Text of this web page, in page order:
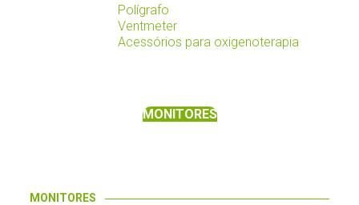
Polígrafo
Ventmeter
Acessórios para oxigenoterapia
MONITORES
MONITORES